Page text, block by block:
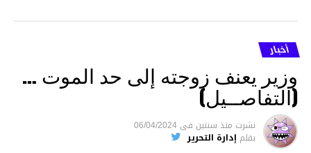
أخبار
وزير يعنف زوجته إلى حد الموت …
(التفاصــيل)
نشرت منذ سنتين فى 06/04/2024
بقلم إدارة التحرير